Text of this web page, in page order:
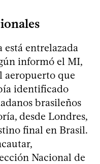
entrelazada
informó el MI,
aeropuerto que
identificado
brasileños
desde Londres,
final en Brasil.
Nacional de